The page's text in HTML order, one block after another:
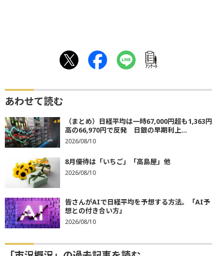
ｱﾝｹｰﾄ
あわせて読む
（まとめ）日経平均は一時67,000円超も1,363円
高の66,970円で反発 日銀の早期利上...
2026/08/10
8月優待は「いちご」「高島屋」他
2026/08/10
皆さんがAIで日経平均を予想する方法。「AI予
想との付き合い方」
2026/08/10